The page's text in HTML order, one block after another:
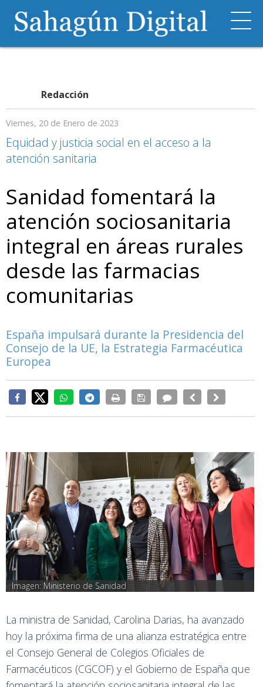
Redacción
Viernes, 20 de Enero de 2023
Equidad y justicia social en el acceso a la
atención sanitaria
Sanidad fomentará la
atención sociosanitaria
integral en áreas rurales
desde las farmacias
comunitarias
España impulsará durante la Presidencia del
Consejo de la UE, la Estrategia Farmacéutica
Europea
Imagen: Ministerio de Sanidad
La ministra de Sanidad, Carolina Darias, ha avanzado
hoy la próxima firma de una alianza estratégica entre
el Consejo General de Colegios Oficiales de
Farmacéuticos (CGCOF) y el Gobierno de España que